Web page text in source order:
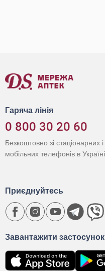
Гаряча лінія
0 800 30 20 60
Безкоштовно зі стаціонарних і
мобільних телефонів в Україні
Завантажити застосунок
Приєднуйтесь